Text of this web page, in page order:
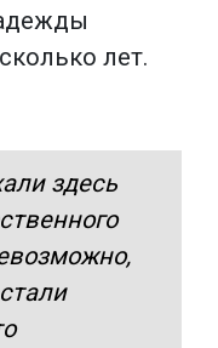
лет.
здесь